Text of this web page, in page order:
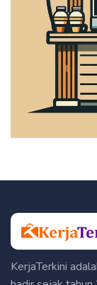
KerjaTerkini